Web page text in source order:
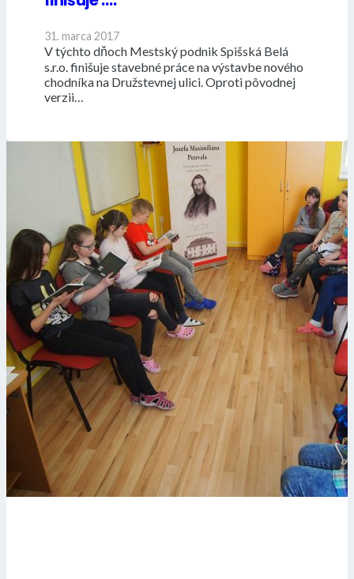
31. marca 2017
V týchto dňoch Mestský podnik Spišská Belá
s.r.o. finišuje stavebné práce na výstavbe nového
chodníka na Družstevnej ulici. Oproti pôvodnej
verzii…